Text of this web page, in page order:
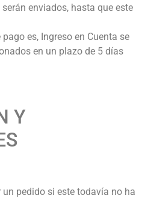
enviados, hasta que este
es, Ingreso en Cuenta se
en un plazo de 5 días
Y
pedido si este todavía no ha